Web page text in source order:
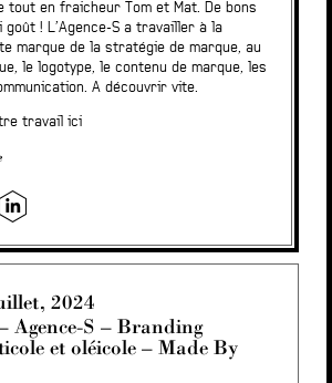
tout en fraicheur Tom et Mat. De bons
! L’Agence-S a travailler à la
marque de la stratégie de marque, au
le logotype, le contenu de marque, les
A découvrir vite.
travail ici
2024
Agence-S – Branding
et oléicole – Made By